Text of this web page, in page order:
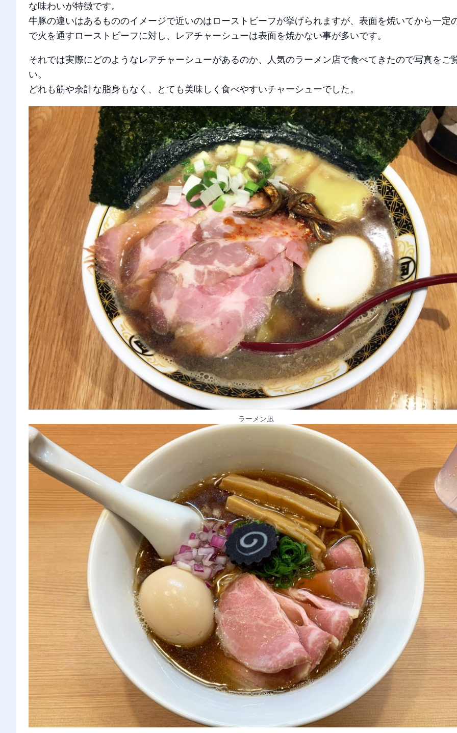
な味わいが特徴です。
牛豚の違いはあるもののイメージで近いのはローストビーフが挙げられますが、表面を焼いてから一定
で火を通すローストビーフに対し、レアチャーシューは表面を焼かない事が多いです。
それでは実際にどのようなレアチャーシューがあるのか、人気のラーメン店で食べてきたので写真をご
い。
どれも筋や余計な脂身もなく、とても美味しく食べやすいチャーシューでした。
ラーメン凪